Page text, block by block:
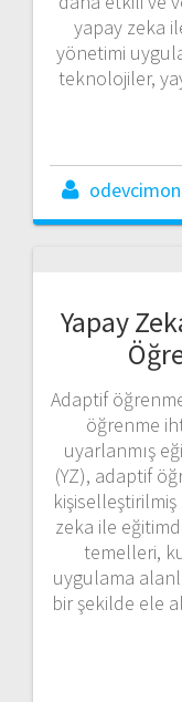
yapay zeka
yönetimi
teknolojiler,
Yapay
Adaptif
öğrenme
uyarlanmış
(YZ), adaptif
zeka ile
temelleri,
uygulama
bir şekilde ele